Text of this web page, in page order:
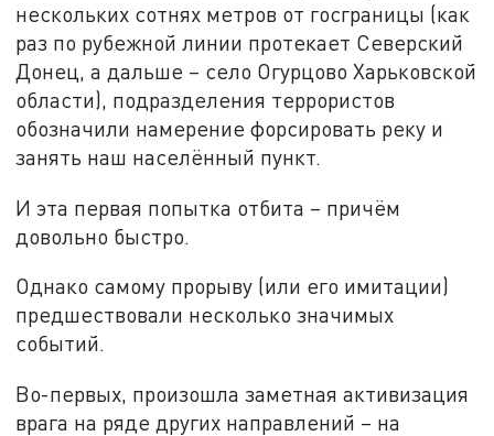
нескольких сотнях метров от госграницы (как
раз по рубежной линии протекает Северский
Донец, а дальше – село Огурцово Харьковской
области), подразделения террористов
обозначили намерение форсировать реку и
занять наш населённый пункт.
И эта первая попытка отбита – причём
довольно быстро.
Однако самому прорыву (или его имитации)
предшествовали несколько значимых
событий.
Во-первых, произошла заметная активизация
врага на ряде других направлений – на